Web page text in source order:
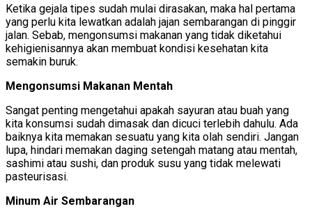
Ketika gejala tipes sudah mulai dirasakan, maka hal pertama
yang perlu kita lewatkan adalah jajan sembarangan di pinggir
jalan. Sebab, mengonsumsi makanan yang tidak diketahui
kehigienisannya akan membuat kondisi kesehatan kita
semakin buruk.
Mengonsumsi Makanan Mentah
Sangat penting mengetahui apakah sayuran atau buah yang
kita konsumsi sudah dimasak dan dicuci terlebih dahulu. Ada
baiknya kita memakan sesuatu yang kita olah sendiri. Jangan
lupa, hindari memakan daging setengah matang atau mentah,
sashimi atau sushi, dan produk susu yang tidak melewati
pasteurisasi.
Minum Air Sembarangan